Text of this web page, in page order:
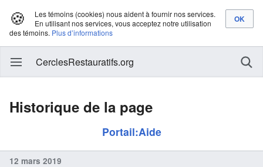
🍪
Les témoins (cookies) nous aident à fournir nos services.
En utilisant nos services, vous acceptez notre utilisation
des témoins. Plus d’informations
CerclesRestauratifs.org
Historique de la page
Portail:Aide
12 mars 2019